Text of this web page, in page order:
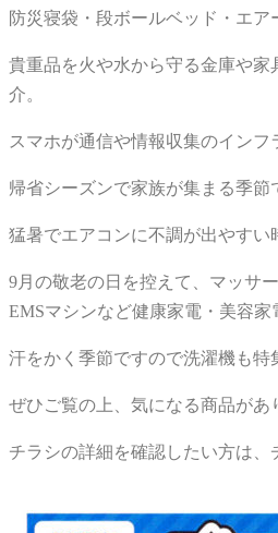
防災寝袋・段ボールベッド・エ
貴重品を火や水から守る金庫や
介。
スマホが通信や情報収集のイン
帰省シーズンで家族が集まる季
猛暑でエアコンに不調が出やすい
9月の敬老の日を控えて、マッサ
EMSマシンなど健康家電・美容
汗をかく季節ですので洗濯機も特
ぜひご覧の上、気になる商品があ
チラシの詳細を確認したい方は、